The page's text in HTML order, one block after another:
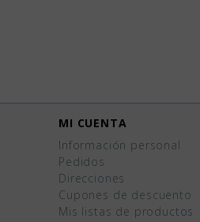
MI CUENTA
Información personal
Pedidos
Direcciones
Cupones de descuento
Mis listas de productos